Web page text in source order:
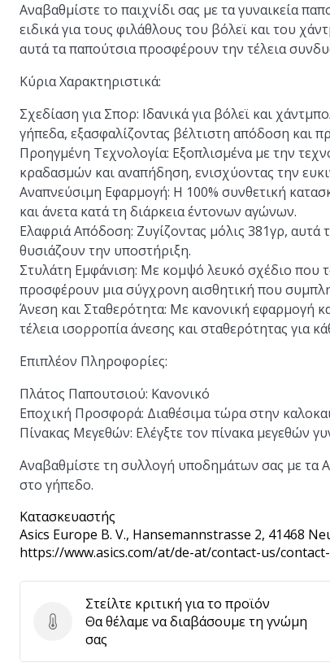
Αναβαθμίστε το παιχνίδι σας με τα γυναικεία
ειδικά για τους φιλάθλους του βόλεϊ και του
αυτά τα παπούτσια προσφέρουν την τέλεια
Κύρια Χαρακτηριστικά:
Σχεδίαση για Σπορ: Ιδανικά για βόλεϊ και
γήπεδα, εξασφαλίζοντας βέλτιστη απόδοση και
Προηγμένη Τεχνολογία: Εξοπλισμένα με την
κραδασμών και αναπήδηση, ενισχύοντας την
Αναπνεύσιμη Εφαρμογή: Η 100% συνθετική
και άνετα κατά τη διάρκεια έντονων αγώνων.
Ελαφριά Απόδοση: Ζυγίζοντας μόλις 381γρ,
θυσιάζουν την υποστήριξη.
Στυλάτη Εμφάνιση: Με κομψό λευκό σχέδιο που
προσφέρουν μια σύγχρονη αισθητική που
Άνεση και Σταθερότητα: Με κανονική εφαρμογή
τέλεια ισορροπία άνεσης και σταθερότητας για
Επιπλέον Πληροφορίες:
Πλάτος Παπουτσιού: Κανονικό
Εποχική Προσφορά: Διαθέσιμα τώρα στην
Πίνακας Μεγεθών: Ελέγξτε τον πίνακα μεγεθών
Αναβαθμίστε τη συλλογή υποδημάτων σας με τα
στο γήπεδο.
Κατασκευαστής
Asics Europe B. V., Hansemannstrasse 2, 41468
https://www.asics.com/at/de-at/contact-us/
Στείλτε κριτική για το προϊόν
Στείλτε κριτική για το προϊόν
Θα θέλαμε να διαβάσουμε τη γνώμη
σας